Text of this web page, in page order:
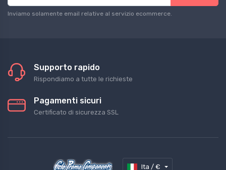
Inviamo solamente email relative al servizio ecommerce.
Supporto rapido
Rispondiamo a tutte le richieste
Pagamenti sicuri
Certificato di sicurezza SSL
Ita / €